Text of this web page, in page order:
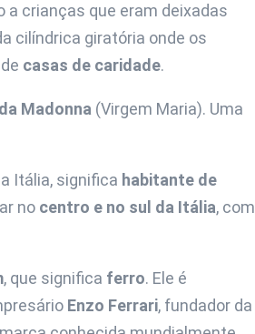
a crianças que eram deixadas
cilíndrica giratória onde os
casas de caridade.
Madonna (Virgem Maria). Uma
Itália, significa habitante de
no centro e no sul da Itália, com
, que significa ferro. Ele é
Enzo Ferrari, fundador da